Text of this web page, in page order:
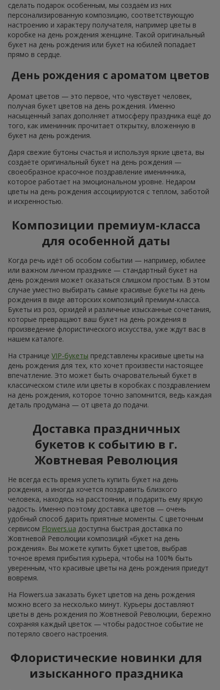
сделать подарок особенным, мы создаём из них
персонализированную композицию, соответствующую
настроению и характеру получателя, например цветы в
коробке на день рождения женщине. Такой оригинальный
букет на день рождения или букет на юбилей попадает
прямо в сердце.
День рождения с ароматом цветов
Аромат цветов — это первое, что чувствует человек,
получая букет цветов на день рождения. Именно
насыщенный запах дополняет атмосферу праздника ещё до
того, как именинник прочитает открытку, вложенную в
букет на день рождения.
Даря свежие бутоны счастья и используя яркие цвета, вы
создаёте оригинальный букет на день рождения —
своеобразное красочное поздравление именинника,
которое работает на эмоциональном уровне. Недаром
цветы на день рождения ассоциируются с теплом, заботой
и искренностью.
Композиции премиум-класса
для особенной даты
Когда речь идёт об особом событии — например, юбилее
или важном личном празднике — стандартный букет на
день рождения может оказаться слишком простым. В этом
случае уместно выбирать самые красивые букеты на день
рождения в виде авторских композиций премиум-класса.
Букеты из роз, орхидей и различные изысканные сочетания,
которые превращают ваш букет на день рождения в
произведение флористического искусства, уже ждут вас в
нашем каталоге.
На странице VIP-букеты представлены красивые цветы на
день рождения для тех, кто хочет произвести настоящее
впечатление. Это может быть очаровательный букет в
классическом стиле или цветы в коробках с поздравлением
на день рождения, которое точно запомнится, ведь каждая
деталь продумана — от цвета до подачи.
Доставка праздничных
букетов к событию в г.
Жовтневая Революция
Не всегда есть время успеть купить букет на день
рождения, а иногда хочется поздравить близкого
человека, находясь на расстоянии, и подарить ему яркую
радость. Именно поэтому доставка цветов — очень
удобный способ дарить приятные моменты. С цветочным
сервисом Flowers.ua доступна быстрая доставка по
Жовтневой Революции композиций «букет на день
рождения». Вы можете купить букет цветов, выбрав
точное время прибытия курьера, чтобы на 100% быть
уверенным, что красивые цветы на день рождения приедут
вовремя.
На Flowers.ua заказать букет цветов на день рождения
можно всего за несколько минут. Курьеры доставляют
цветы в день рождения по Жовтневой Революции, бережно
сохраняя каждый цветок — чтобы радостное событие не
потеряло своего настроения.
Флористические новинки для
изысканного праздника